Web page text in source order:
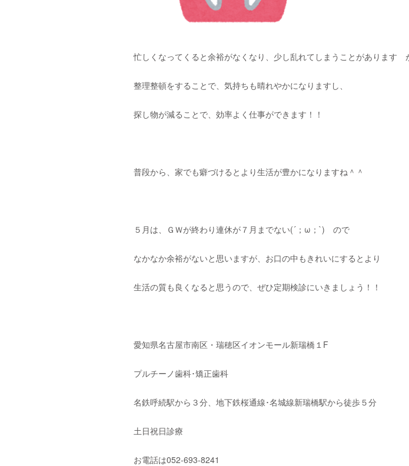
忙しくなってくると余裕がなくなり、少し乱れてしまうことがあります
整理整頓をすることで、気持ちも晴れやかになりますし、
探し物が減ることで、効率よく仕事ができます！！
普段から、家でも癖づけるとより生活が豊かになりますね＾＾
５月は、ＧＷが終わり連休が７月までない(´；ω；`) ので
なかなか余裕がないと思いますが、お口の中もきれいにするとより
生活の質も良くなると思うので、ぜひ定期検診にいきましょう！！
愛知県名古屋市南区・瑞穂区イオンモール新瑞橋１F
プルチーノ歯科･矯正歯科
名鉄呼続駅から３分、地下鉄桜通線･名城線新瑞橋駅から徒歩５分
土日祝日診療
お電話は052-693-8241